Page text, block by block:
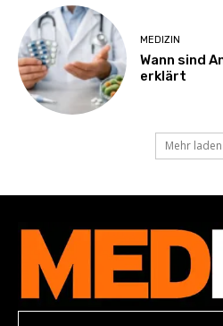
MEDIZIN
Wann sind
erklärt
Mehr laden